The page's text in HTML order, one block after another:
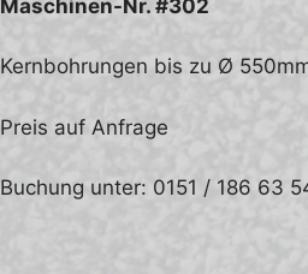
Maschinen-Nr. #302
Kernbohrungen bis zu Ø
Preis auf Anfrage
Buchung unter: 0151 / 186 63